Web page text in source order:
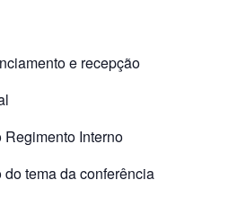
e recepção
Interno
tema da conferência